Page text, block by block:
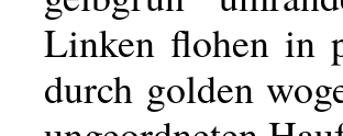
Linken flohen in
durch golden